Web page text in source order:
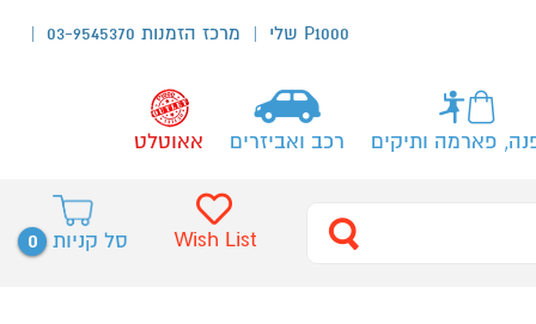
P1000 שלי מרכז הזמנות 03-9545370
פארמה ותיקים רכב ואביזרים אאוטלט
סל קניות 0 Wish List